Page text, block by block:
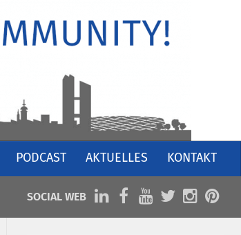
PODCAST AKTUELLES KONTAKT
SOCIAL WEB